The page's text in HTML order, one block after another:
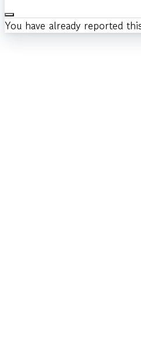
You have already reported